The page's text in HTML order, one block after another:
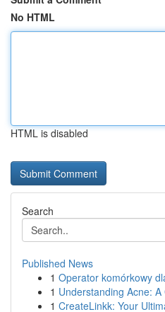
No HTML
HTML is disabled
Search
Published News
1 Operator komórkowy
1 Understanding Acne:
1 CreateLinkk: Your